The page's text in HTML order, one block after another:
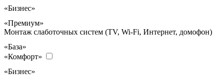
«Бизнес»
«Премиум»
Монтаж слаботочных систем (TV, Wi-Fi, Интернет, домофон)
«База»
«Комфорт»
«Бизнес»